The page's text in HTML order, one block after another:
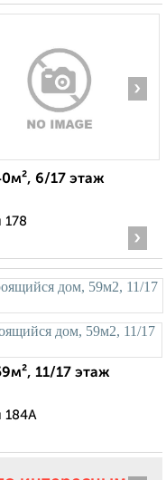
›
6/17 этаж
178
›
11/17 этаж
184А